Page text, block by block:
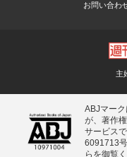
お問い合わ
主
ABJマー
が、著作
サービス
6091713
らを御覧く